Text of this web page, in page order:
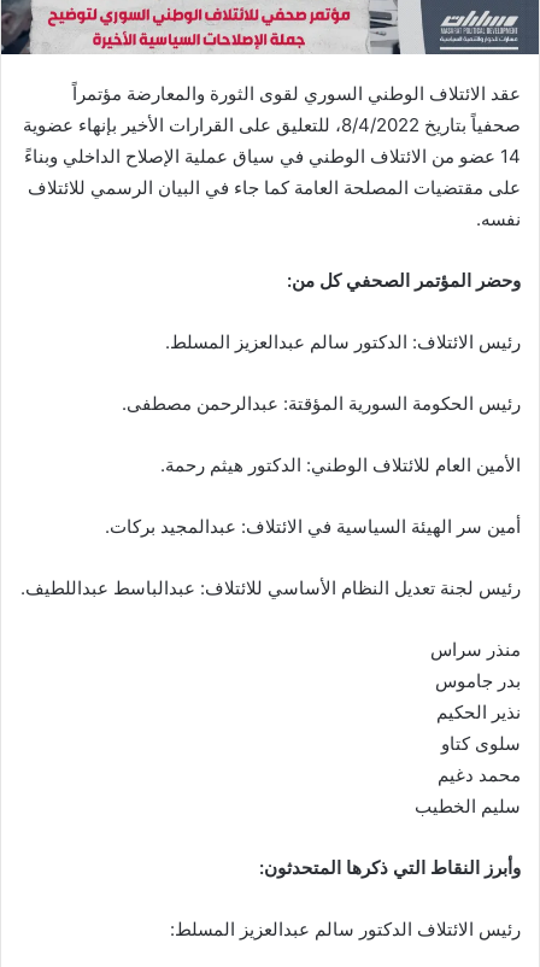
عقد الائتلاف الوطني السوري لقوى الثورة والمعارضة مؤتمراً
صحفياً بتاريخ 8/4/2022، للتعليق على القرارات الأخير بإنهاء عضوية
14 عضو من الائتلاف الوطني في سياق عملية الإصلاح الداخلي وبناءً
على مقتضيات المصلحة العامة كما جاء في البيان الرسمي للائتلاف
نفسه.
وحضر المؤتمر الصحفي كل من:
رئيس الائتلاف: الدكتور سالم عبدالعزيز المسلط.
رئيس الحكومة السورية المؤقتة: عبدالرحمن مصطفى.
الأمين العام للائتلاف الوطني: الدكتور هيثم رحمة.
أمين سر الهيئة السياسية في الائتلاف: عبدالمجيد بركات.
رئيس لجنة تعديل النظام الأساسي للائتلاف: عبدالباسط عبداللطيف.
منذر سراس
بدر جاموس
نذير الحكيم
سلوى كتاو
محمد دغيم
سليم الخطيب
وأبرز النقاط التي ذكرها المتحدثون:
رئيس الائتلاف الدكتور سالم عبدالعزيز المسلط: